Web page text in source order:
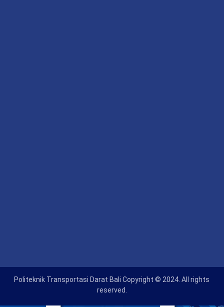
Politeknik Transportasi Darat Bali Copyright © 2024. All rights
reserved.